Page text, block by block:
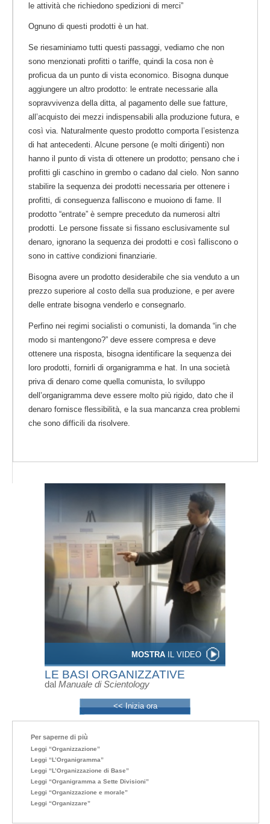
MOSTRA IL VIDEO
LE BASI ORGANIZZATIVE
dal Manuale di Scientology
<< Inizia ora
le attività che richiedono spedizioni di merci”
Ognuno di questi prodotti è un hat.
Se riesaminiamo tutti questi passaggi, vediamo che non
sono menzionati profitti o tariffe, quindi la cosa non è
proficua da un punto di vista economico. Bisogna dunque
aggiungere un altro prodotto: le entrate necessarie alla
sopravvivenza della ditta, al pagamento delle sue fatture,
all’acquisto dei mezzi indispensabili alla produzione futura, e
così via. Naturalmente questo prodotto comporta l’esistenza
di hat antecedenti. Alcune persone (e molti dirigenti) non
hanno il punto di vista di ottenere un prodotto; pensano che i
profitti gli caschino in grembo o cadano dal cielo. Non sanno
stabilire la sequenza dei prodotti necessaria per ottenere i
profitti, di conseguenza falliscono e muoiono di fame. Il
prodotto “entrate” è sempre preceduto da numerosi altri
prodotti. Le persone fissate si fissano esclusivamente sul
denaro, ignorano la sequenza dei prodotti e così falliscono o
sono in cattive condizioni finanziarie.
Bisogna avere un prodotto desiderabile che sia venduto a un
prezzo superiore al costo della sua produzione, e per avere
delle entrate bisogna venderlo e consegnarlo.
Perfino nei regimi socialisti o comunisti, la domanda “in che
modo si mantengono?” deve essere compresa e deve
ottenere una risposta, bisogna identificare la sequenza dei
loro prodotti, fornirli di organigramma e hat. In una società
priva di denaro come quella comunista, lo sviluppo
dell’organigramma deve essere molto più rigido, dato che il
denaro fornisce flessibilità, e la sua mancanza crea problemi
che sono difficili da risolvere.
Per saperne di più
Leggi “Organizzazione”
Leggi “L’Organigramma”
Leggi “L’Organizzazione di Base”
Leggi “Organigramma a Sette Divisioni”
Leggi “Organizzazione e morale”
Leggi “Organizzare”